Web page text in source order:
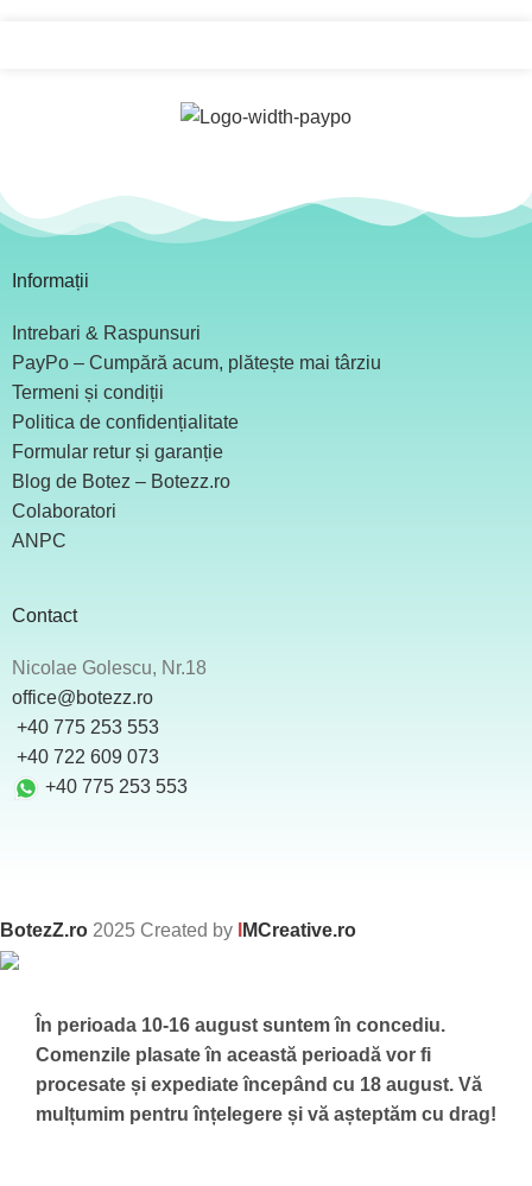
Informații
Intrebari & Raspunsuri
PayPo – Cumpără acum, plătește mai târziu
Termeni și condiții
Politica de confidențialitate
Formular retur și garanție
Blog de Botez – Botezz.ro
Colaboratori
ANPC
Contact
Nicolae Golescu, Nr.18
office@botezz.ro
+40 775 253 553
‪ +40 722 609 073
+40 775 253 553
BotezZ.ro 2025 Created by MCreative.ro
În perioada 10-16 august suntem în concediu.
Comenzile plasate în această perioadă vor fi
procesate și expediate începând cu 18 august. Vă
mulțumim pentru înțelegere și vă așteptăm cu drag!